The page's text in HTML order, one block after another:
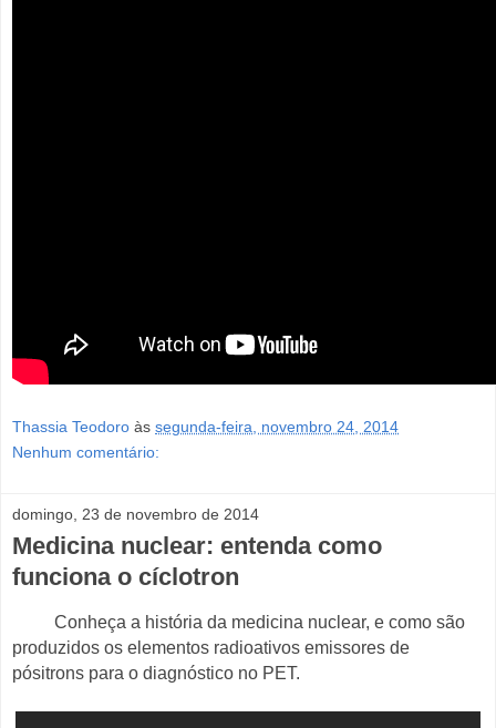
Thassia Teodoro às segunda-feira, novembro 24, 2014
Nenhum comentário:
domingo, 23 de novembro de 2014
Medicina nuclear: entenda como
funciona o cíclotron
Conheça a história da medicina nuclear, e como são
produzidos os elementos radioativos emissores de
pósitrons para o diagnóstico no PET.